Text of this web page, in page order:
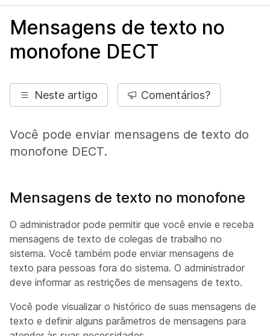
Mensagens de texto no
monofone DECT
Neste artigo Comentários?
Você pode enviar mensagens de texto do
monofone DECT.
Mensagens de texto no monofone
O administrador pode permitir que você envie e receba
mensagens de texto de colegas de trabalho no
sistema. Você também pode enviar mensagens de
texto para pessoas fora do sistema. O administrador
deve informar as restrições de mensagens de texto.
Você pode visualizar o histórico de suas mensagens de
texto e definir alguns parâmetros de mensagens para